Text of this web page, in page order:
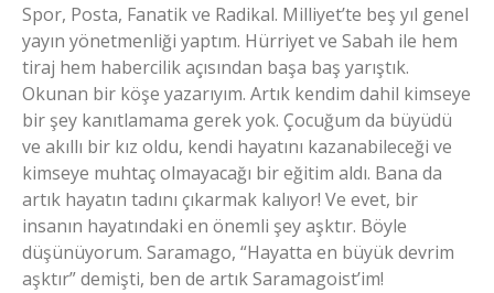
Spor, Posta, Fanatik ve Radikal. Milliyet’te beş yıl genel
yayın yönetmenliği yaptım. Hürriyet ve Sabah ile hem
tiraj hem habercilik açısından başa baş yarıştık.
Okunan bir köşe yazarıyım. Artık kendim dahil kimseye
bir şey kanıtlamama gerek yok. Çocuğum da büyüdü
ve akıllı bir kız oldu, kendi hayatını kazanabileceği ve
kimseye muhtaç olmayacağı bir eğitim aldı. Bana da
artık hayatın tadını çıkarmak kalıyor! Ve evet, bir
insanın hayatındaki en önemli şey aşktır. Böyle
düşünüyorum. Saramago, “Hayatta en büyük devrim
aşktır” demişti, ben de artık Saramagoist’im!